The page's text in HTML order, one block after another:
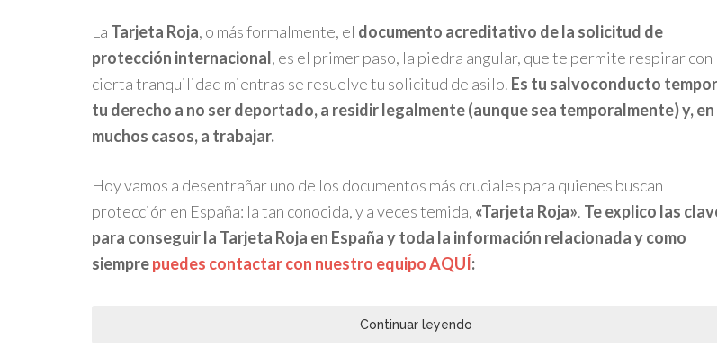
La Tarjeta Roja, o más formalmente, el documento acreditativo de la solicitud de
protección internacional, es el primer paso, la piedra angular, que te permite respirar con
cierta tranquilidad mientras se resuelve tu solicitud de asilo. Es tu salvoconducto
tu derecho a no ser deportado, a residir legalmente (aunque sea temporalmente) y, en
muchos casos, a trabajar.
Hoy vamos a desentrañar uno de los documentos más cruciales para quienes buscan
protección en España: la tan conocida, y a veces temida, «Tarjeta Roja». Te explico las
para conseguir la Tarjeta Roja en España y toda la información relacionada y como
siemprepuedes contactar con nuestro equipo AQUÍ:
Continuar leyendo